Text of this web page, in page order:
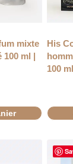
mixte
100 ml |
His
100 ml